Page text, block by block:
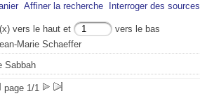
Affiner la recherche
Interroger des sources
vers le haut et
vers le bas
Marie Schaeffer
Sabbah
page 1/1